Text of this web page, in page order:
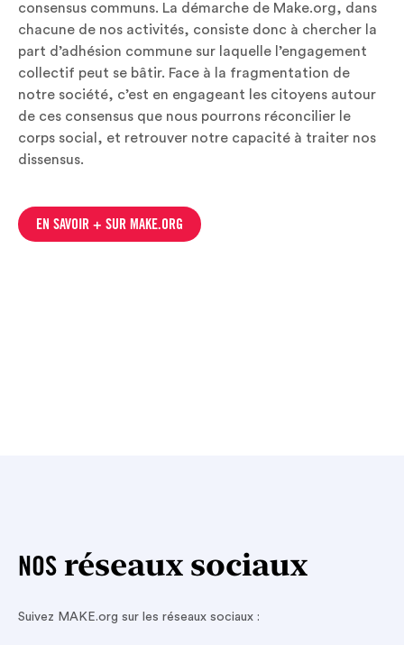
consensus communs. La démarche de Make.org, dans
chacune de nos activités, consiste donc à chercher la
part d’adhésion commune sur laquelle l’engagement
collectif peut se bâtir. Face à la fragmentation de
notre société, c’est en engageant les citoyens autour
de ces consensus que nous pourrons réconcilier le
corps social, et retrouver notre capacité à traiter nos
dissensus.
EN SAVOIR + SUR MAKE.ORG
NOS réseaux sociaux
Suivez MAKE.org sur les réseaux sociaux :